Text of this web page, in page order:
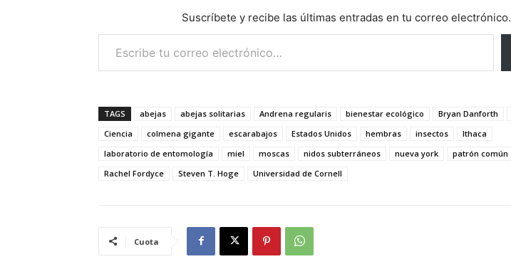
Suscríbete y recibe las últimas entradas en tu correo electrónico.
Escribe tu correo electrónico…
TAGS abejas abejas solitarias Andrena regularis bienestar ecológico Bryan Danforth
Ciencia
colmena gigante escarabajos Estados Unidos hembras insectos
Ithaca
laboratorio de entomología
miel moscas nidos subterráneos nueva york patrón común
Rachel Fordyce
Steven T. Hoge Universidad de Cornell
Cuota